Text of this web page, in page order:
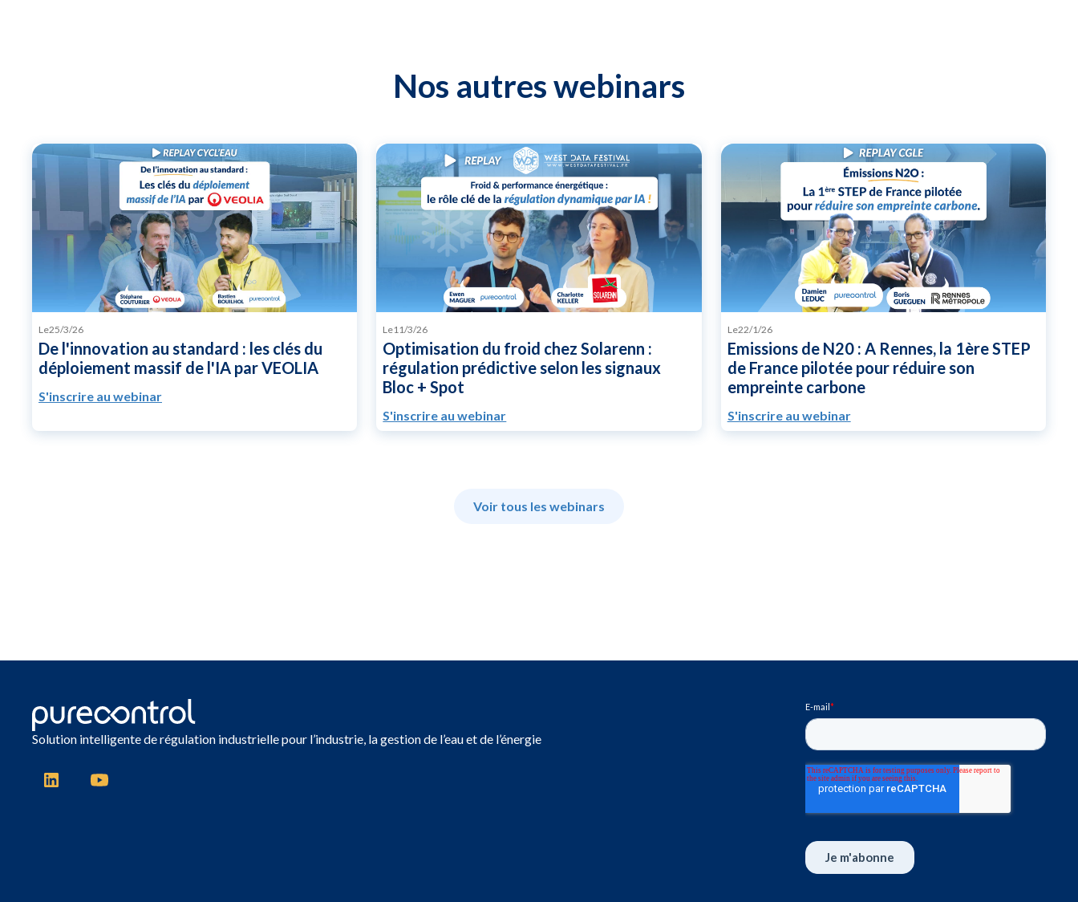
Nos autres webinars
Le25/3/26
De l'innovation au standard : les clés du
déploiement massif de l'IA par VEOLIA
S'inscrire au webinar
Le11/3/26
Optimisation du froid chez Solarenn :
régulation prédictive selon les signaux
Bloc + Spot
S'inscrire au webinar
Le22/1/26
Emissions de N20 : A Rennes, la 1ère STEP
de France pilotée pour réduire son
empreinte carbone
S'inscrire au webinar
Voir tous les webinars
Solution intelligente de régulation industrielle pour l’industrie, la gestion de l’eau et de l’énergie